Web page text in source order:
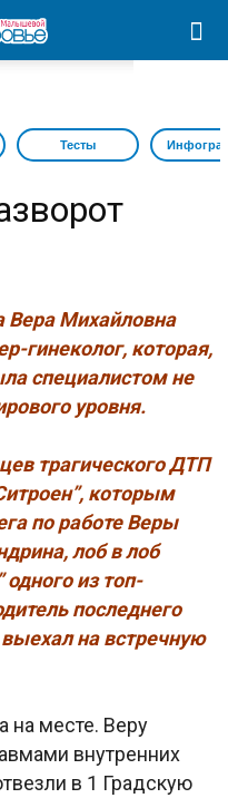
Тесты
Вера Михайловна
гинеколог, которая,
специалистом не
уровня.
трагического ДТП
которым
по работе Веры
лоб в лоб
из топ-
последнего
на встречную
на месте. Веру
внутренних
в 1 Градскую